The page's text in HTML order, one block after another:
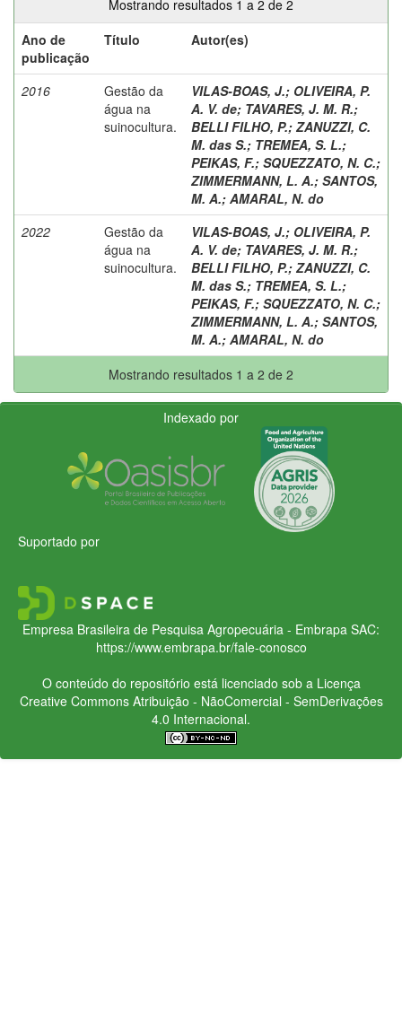
Mostrando resultados 1 a 2 de 2
Ano de
publicação
Título Autor(es)
2016
Gestão da
água na
suinocultura.
VILAS-BOAS, J.; OLIVEIRA, P.
A. V. de; TAVARES, J. M. R.;
BELLI FILHO, P.; ZANUZZI, C.
M. das S.; TREMEA, S. L.;
PEIKAS, F.; SQUEZZATO, N. C.;
ZIMMERMANN, L. A.; SANTOS,
M. A.; AMARAL, N. do
2022
Gestão da
água na
suinocultura.
VILAS-BOAS, J.; OLIVEIRA, P.
A. V. de; TAVARES, J. M. R.;
BELLI FILHO, P.; ZANUZZI, C.
M. das S.; TREMEA, S. L.;
PEIKAS, F.; SQUEZZATO, N. C.;
ZIMMERMANN, L. A.; SANTOS,
M. A.; AMARAL, N. do
Mostrando resultados 1 a 2 de 2
Indexado por
Suportado por
Empresa Brasileira de Pesquisa Agropecuária - Embrapa SAC:
https://www.embrapa.br/fale-conosco
O conteúdo do repositório está licenciado sob a Licença
Creative CommonsAtribuição - NãoComercial - SemDerivações
4.0 Internacional.